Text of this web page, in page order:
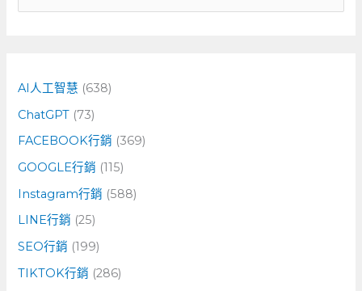
字
:
AI人工智慧 (638)
ChatGPT (73)
FACEBOOK行銷 (369)
GOOGLE行銷 (115)
Instagram行銷 (588)
LINE行銷 (25)
SEO行銷 (199)
TIKTOK行銷 (286)